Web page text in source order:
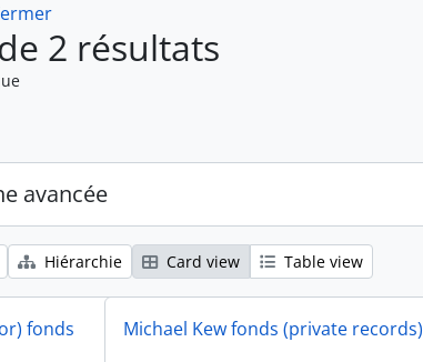
2 résultats
avancée
Hiérarchie Card view Table view
fonds Michael Kew fonds (private records)